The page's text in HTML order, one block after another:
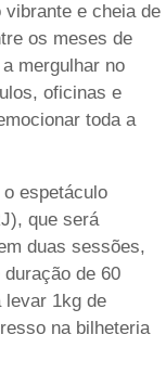
vibrante e cheia de
os meses de
mergulhar no
oficinas e
toda a
espetáculo
que será
duas sessões,
de 60
levar 1kg de
na bilheteria